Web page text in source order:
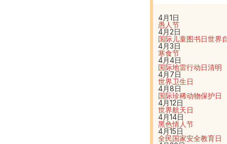
4月1日
愚人节
4月2日
国际儿童图书日世界
4月3日
寒食节
4月4日
国际地雷行动日清明
4月7日
世界卫生日
4月8日
国际珍稀动物保护日
4月12日
世界航天日
4月14日
黑色情人节
4月15日
全民国家安全教育日